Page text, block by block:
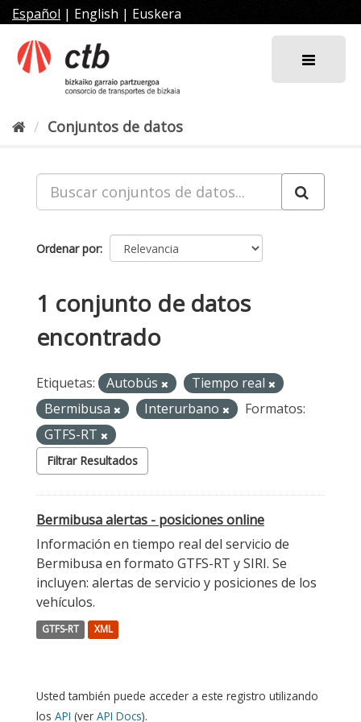
al
contenido
Español | English | Euskera
Conjuntos de datos
Ordenar por
1 conjunto de datos
encontrado
Etiquetas: Autobús
Tiempo real
Bermibusa
Interurbano
Formatos:
GTFS-RT
Filtrar Resultados
Bermibusa alertas - posiciones online
Información en tiempo real del servicio de
Bermibusa en formato GTFS-RT y SIRI. Se
incluyen: alertas de servicio y posiciones de los
vehículos.
GTFS-RT XML
Usted también puede acceder a este registro utilizando
los API (ver API Docs).